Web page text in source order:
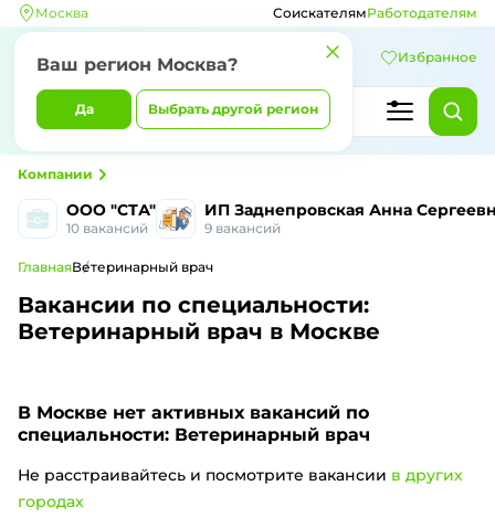
Москва
Ваш регион Москва?
Да Выбрать другой регион
СоискателямРаботодателям
Избранное
ООО "СТА"
10 вакансий
ИП Заднепровская Анна
9 вакансий
Компании
ГлавнаяВетеринарный врач
Вакансии по специальности:
Ветеринарный врач в Москве
В Москве нет активных вакансий по
специальности: Ветеринарный врач
Не расстраивайтесь и посмотрите вакансии в других
городах